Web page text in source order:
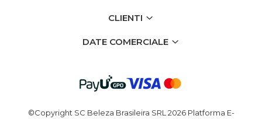
CLIENTI
DATE COMERCIALE
©Copyright SC Beleza Brasileira SRL 2026 Platforma E-